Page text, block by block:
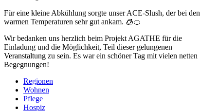
Für eine kleine Abkühlung sorgte unser ACE-Slush, der bei den
warmen Temperaturen sehr gut ankam. 🧊🍊
Wir bedanken uns herzlich beim Projekt AGATHE für die
Einladung und die Möglichkeit, Teil dieser gelungenen
Veranstaltung zu sein. Es war ein schöner Tag mit vielen netten
Begegnungen!
Regionen
Wohnen
Pflege
Hospiz